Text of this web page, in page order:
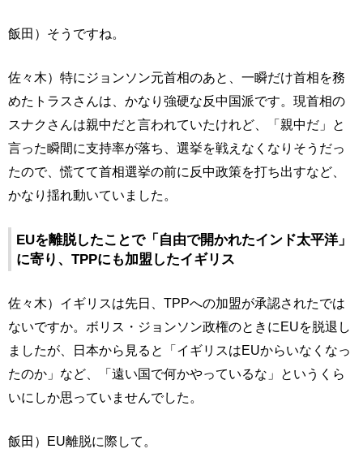
飯田）そうですね。
佐々木）特にジョンソン元首相のあと、一瞬だけ首相を務
めたトラスさんは、かなり強硬な反中国派です。現首相の
スナクさんは親中だと言われていたけれど、「親中だ」と
言った瞬間に支持率が落ち、選挙を戦えなくなりそうだっ
たので、慌てて首相選挙の前に反中政策を打ち出すなど、
かなり揺れ動いていました。
EUを離脱したことで「自由で開かれたインド太平洋」
に寄り、TPPにも加盟したイギリス
佐々木）イギリスは先日、TPPへの加盟が承認されたでは
ないですか。ボリス・ジョンソン政権のときにEUを脱退し
ましたが、日本から見ると「イギリスはEUからいなくなっ
たのか」など、「遠い国で何かやっているな」というくら
いにしか思っていませんでした。
飯田）EU離脱に際して。